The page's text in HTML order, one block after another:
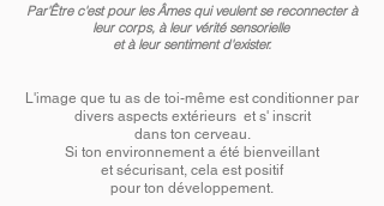
Par'Être c'est pour les Âmes qui veulent se reconnecter à
leur corps, à leur vérité sensorielle
et à leur sentiment d'exister.
L'image que tu as de toi-même est conditionner par
divers aspects extérieurs et s' inscrit
dans ton cerveau.
Si ton environnement a été bienveillant
et sécurisant, cela est positif
pour ton développement.